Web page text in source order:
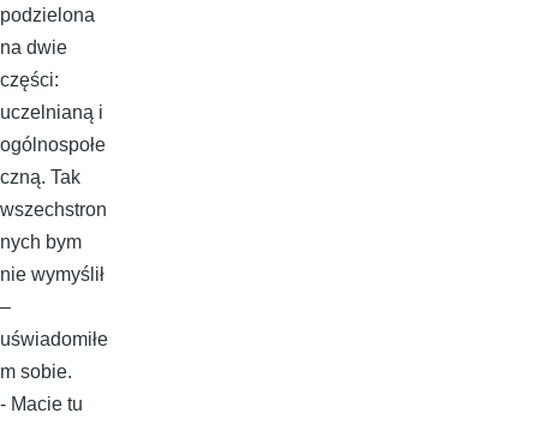
podzielona
na dwie
części:
uczelnianą i
ogólnospołe
czną. Tak
wszechstron
nych bym
nie wymyślił
–
uświadomiłe
m sobie.
- Macie tu